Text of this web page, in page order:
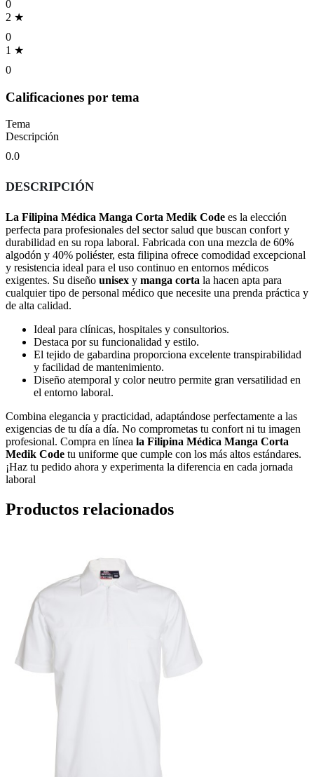
0
2 ★
0
1 ★
0
Calificaciones por tema
Tema
Descripción
0.0
DESCRIPCIÓN
La Filipina Médica Manga Corta Medik Code es la elección
perfecta para profesionales del sector salud que buscan confort y
durabilidad en su ropa laboral. Fabricada con una mezcla de 60%
algodón y 40% poliéster, esta filipina ofrece comodidad excepcional
y resistencia ideal para el uso continuo en entornos médicos
exigentes. Su diseño unisex y manga corta la hacen apta para
cualquier tipo de personal médico que necesite una prenda práctica y
de alta calidad.
Ideal para clínicas, hospitales y consultorios.
Destaca por su funcionalidad y estilo.
El tejido de gabardina proporciona excelente transpirabilidad
y facilidad de mantenimiento.
Diseño atemporal y color neutro permite gran versatilidad en
el entorno laboral.
Combina elegancia y practicidad, adaptándose perfectamente a las
exigencias de tu día a día. No comprometas tu confort ni tu imagen
profesional. Compra en línea la Filipina Médica Manga Corta
Medik Code tu uniforme que cumple con los más altos estándares.
¡Haz tu pedido ahora y experimenta la diferencia en cada jornada
laboral
Productos relacionados